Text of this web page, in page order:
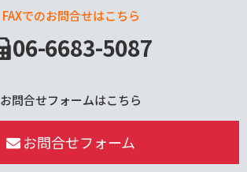
FAXでのお問合せはこちら
06-6683-5087
お問合せフォームはこちら
お問合せフォーム